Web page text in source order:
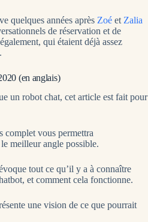
quelques années après Zoé et Zalia
de réservation et de
également, qui étaient déjà assez
(en anglais)
un robot chat, cet article est fait pour
complet vous permettra
meilleur angle possible.
tout ce qu’il y a à connaître
et comment cela fonctionne.
une vision de ce que pourrait